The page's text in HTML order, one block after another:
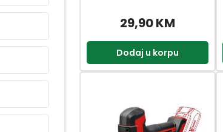
29,90 KM
Dodaj u korpu